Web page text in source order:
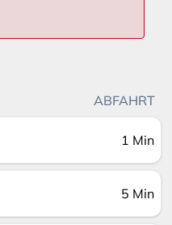
ABFAHRT
1 Min
5 Min